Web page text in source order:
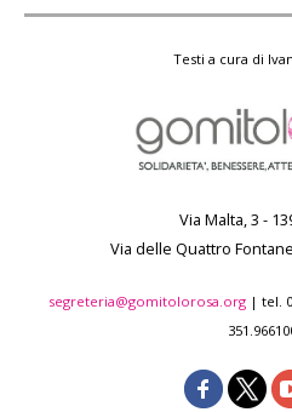
Testi a cura di
Via Malta, 3 -
Via delle Quattro
segreteria@gomitolorosa.org | tel.